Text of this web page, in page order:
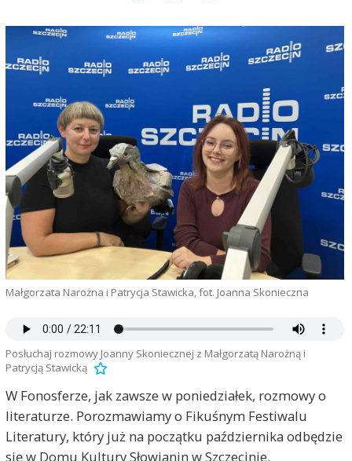
Małgorzata Narożna i Patrycja Stawicka, fot. Joanna Skonieczna
Posłuchaj rozmowy Joanny Skoniecznej z Małgorzatą Narożną i
Patrycją Stawicką
W Fonosferze, jak zawsze w poniedziałek, rozmowy o
literaturze. Porozmawiamy o Fikuśnym Festiwalu
Literatury, który już na początku października odbędzie
się w Domu Kultury Słowianin w Szczecinie.